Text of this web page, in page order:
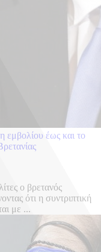
εμβολίου έως και το
ο βρετανός
ότι η συντριπτική
με ...